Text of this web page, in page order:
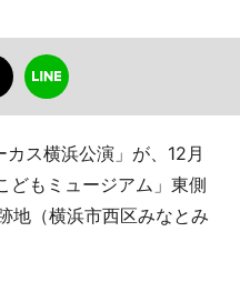
ス横浜公演」が、12月
どもミュージアム」東側
地（横浜市西区みなとみ